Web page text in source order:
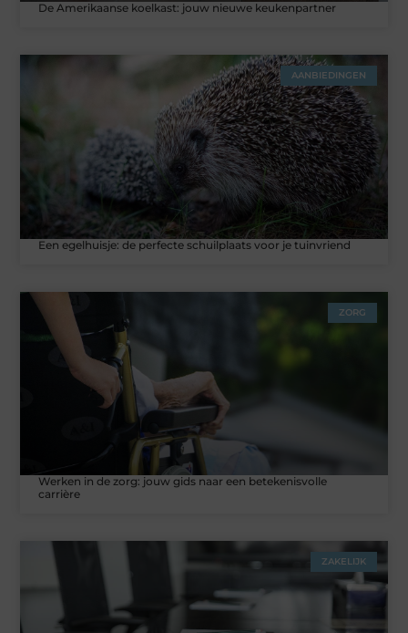
De Amerikaanse koelkast: jouw nieuwe keukenpartner
AANBIEDINGEN
Een egelhuisje: de perfecte schuilplaats voor je tuinvriend
ZORG
Werken in de zorg: jouw gids naar een betekenisvolle
carrière
ZAKELIJK